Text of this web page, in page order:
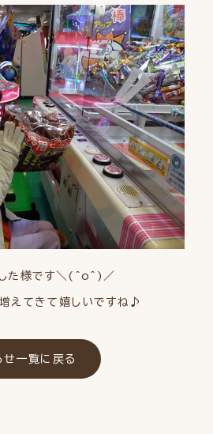
た様です＼(^o^)／
えてきて嬉しいですね♪
せ一覧に戻る